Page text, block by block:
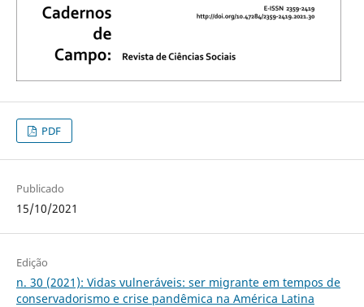
PDF
Publicado
15/10/2021
Edição
n. 30 (2021): Vidas vulneráveis: ser migrante em tempos de
conservadorismo e crise pandêmica na América Latina